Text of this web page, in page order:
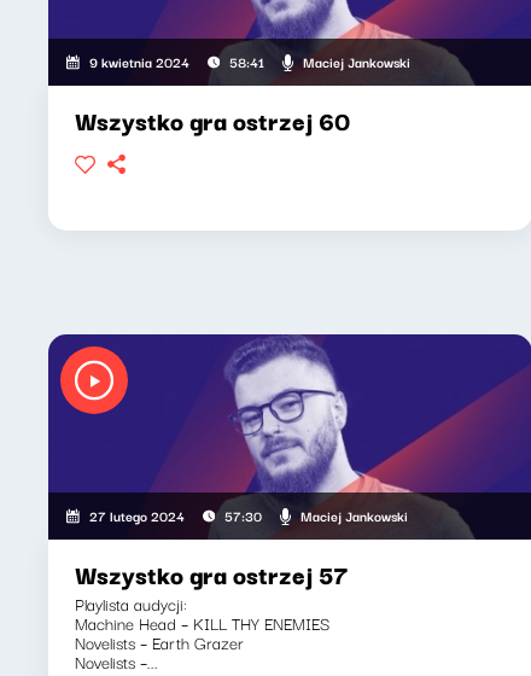
9 kwietnia 2024 58:41 Maciej Jankowski
Wszystko gra ostrzej 60
27 lutego 2024 57:30 Maciej Jankowski
Wszystko gra ostrzej 57
Playlista audycji:
Machine Head – KILL THY ENEMIES
Novelists – Earth Grazer
Novelists –...